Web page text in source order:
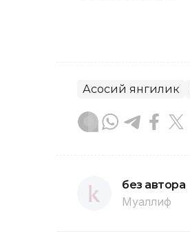
Асосий янгилик
без автора
Муаллиф